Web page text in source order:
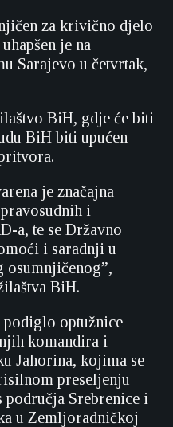
za krivično djelo
je na
Sarajevo u četvrtak,
BiH, gdje će biti
BiH biti upućen
je značajna
i
a, te se Državno
i saradnji u
BiH.
podiglo optužnice
komandira i
Jahorina, kojima se
preseljenju
područja Srebrenice i
u Zemljoradničkoj